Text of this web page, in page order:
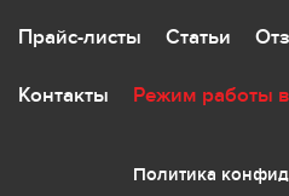
Прайс-листы Статьи
Контакты Режим работы
Политика